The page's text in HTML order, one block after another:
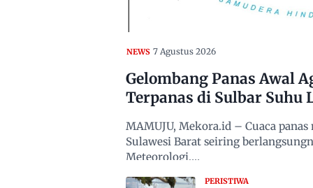
NEWS 7 Agustus 2026
Gelombang Panas Awal
Terpanas di Sulbar Suhu
MAMUJU, Mekora.id – Cuaca
Sulawesi Barat seiring
Meteorologi,…
PERISTIWA